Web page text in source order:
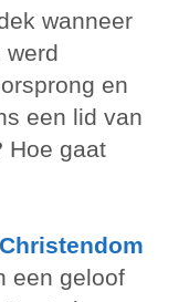
wanneer
werd
en
een lid van
Hoe gaat
een geloof